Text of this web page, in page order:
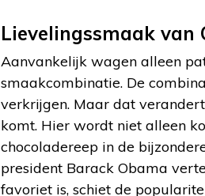
Lievelingssmaak van
Aanvankelijk wagen alleen
smaakcombinatie. De
verkrijgen. Maar dat
komt. Hier wordt niet alleen
chocoladereep in de
president Barack Obama
favoriet is, schiet de